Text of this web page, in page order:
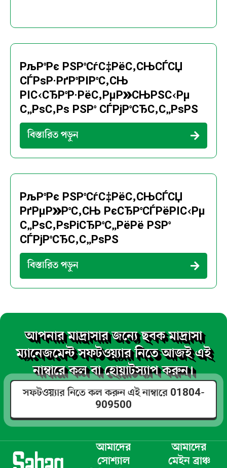
РљР°Рє РЅР°СѓС‡РёС‚СЊСЃСЏ
СЃРѕР·РґР°РІР°С‚СЊ
РІС‹СЂР°Р·РёС‚РµР»СЊРЅС‹Рµ
С„РѕС‚Рѕ РЅР° СЃРјР°СЂС‚С„РѕРЅ
বিস্তারিত পড়ুন
РљР°Рє РЅР°СѓС‡РёС‚СЊСЃСЏ
РґРµР»Р°С‚СЊ РєСЂР°СЃРёРІС‹Рµ
С„РѕС‚РѕРіСЂР°С„РёРё РЅР°
СЃРјР°СЂС‚С„РѕРЅ
বিস্তারিত পড়ুন
আপনার মাদ্রাসার জন্যে ছবক মাদ্রাসা
ম্যানেজমেন্ট সফটওয়্যার নিতে আজই এই
নাম্বারে কল বা হোয়াটস্যাপ করুন।
সফটওয়্যার নিতে কল করুন এই নাম্বারে 01804-
909500
আমাদের
সোশ্যাল
আমাদের
মেইন ব্রাঞ্চ